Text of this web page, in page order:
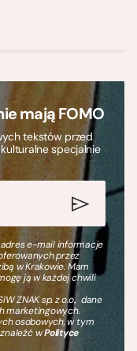
mają FOMO
tekstów przed
specjalnie
e-mail informacje
przez
w Krakowie. Mam
ją w każdej chwili
ZNAK sp. z o.o., dane
marketingowych.
osobowych, w tym
wPolityce